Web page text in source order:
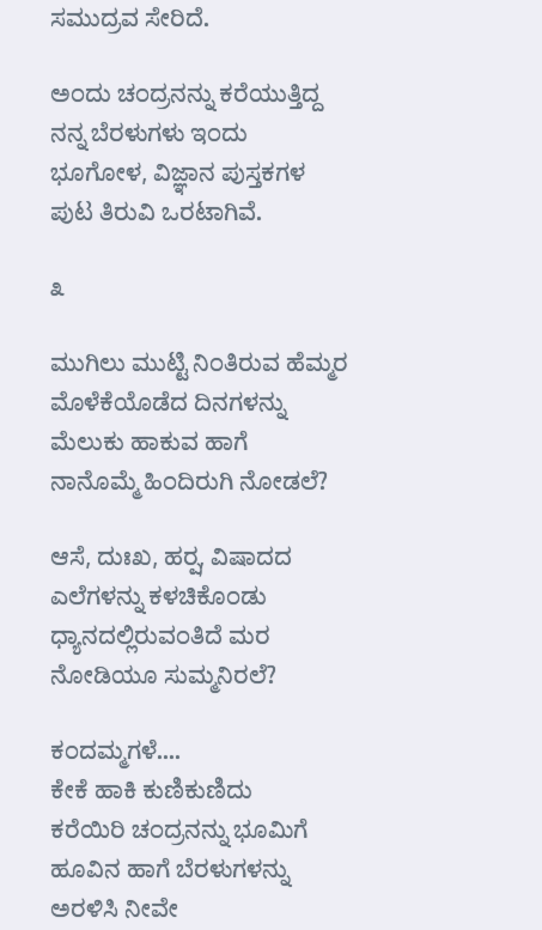
ಸಮುದ್ರವ ಸೇರಿದೆ.
ಅಂದು ಚಂದ್ರನನ್ನು ಕರೆಯುತ್ತಿದ್ದ
ನನ್ನ ಬೆರಳುಗಳು ಇಂದು
ಭೂಗೋಳ, ವಿಜ್ಞಾನ ಪುಸ್ತಕಗಳ
ಪುಟ ತಿರುವಿ ಒರಟಾಗಿವೆ.
೩
ಮುಗಿಲು ಮುಟ್ಟಿ ನಿಂತಿರುವ ಹೆಮ್ಮರ
ಮೊಳೆಕೆಯೊಡೆದ ದಿನಗಳನ್ನು
ಮೆಲುಕು ಹಾಕುವ ಹಾಗೆ
ನಾನೊಮ್ಮೆ ಹಿಂದಿರುಗಿ ನೋಡಲೆ?
ಆಸೆ, ದುಃಖ, ಹರ್‍ಷ, ವಿಷಾದದ
ಎಲೆಗಳನ್ನು ಕಳಚಿಕೊಂಡು
ಧ್ಯಾನದಲ್ಲಿರುವಂತಿದೆ ಮರ
ನೋಡಿಯೂ ಸುಮ್ಮನಿರಲೆ?
ಕಂದಮ್ಮಗಳೆ….
ಕೇಕೆ ಹಾಕಿ ಕುಣಿಕುಣಿದು
ಕರೆಯಿರಿ ಚಂದ್ರನನ್ನು ಭೂಮಿಗೆ
ಹೂವಿನ ಹಾಗೆ ಬೆರಳುಗಳನ್ನು
ಅರಳಿಸಿ ನೀವೇ